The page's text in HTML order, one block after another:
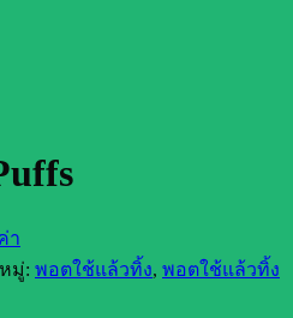
า
มู่: พอตใช้แล้วทิ้ง, พอตใช้แล้วทิ้ง